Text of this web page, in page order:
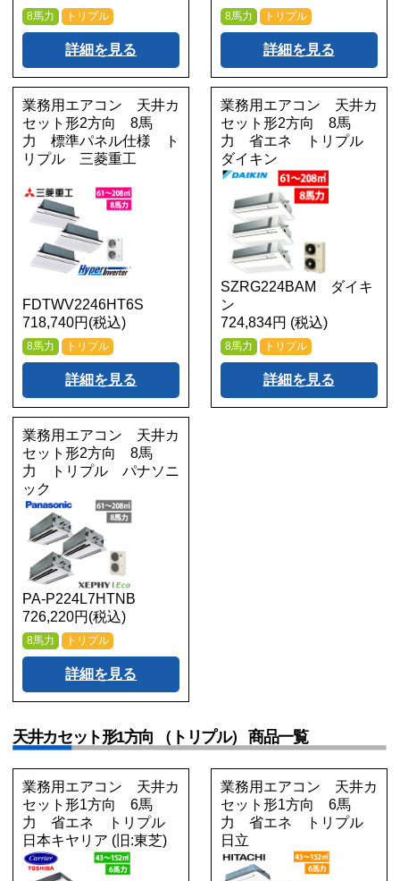
8馬力 トリプル
詳細を見る
8馬力 トリプル
詳細を見る
業務用エアコン 天井カ
セット形2方向 8馬
力 標準パネル仕様 ト
リプル 三菱重工
FDTWV2246HT6S
718,740円(税込)
8馬力 トリプル
詳細を見る
業務用エアコン 天井カ
セット形2方向 8馬
力 省エネ トリプル
ダイキン
SZRG224BAM ダイキ
ン
724,834円 (税込)
8馬力 トリプル
詳細を見る
業務用エアコン 天井カ
セット形2方向 8馬
力 トリプル パナソニ
ック
PA-P224L7HTNB
726,220円(税込)
8馬力 トリプル
詳細を見る
天井カセット形1方向 （トリプル） 商品一覧
業務用エアコン 天井カ
セット形1方向 6馬
力 省エネ トリプル
日本キヤリア (旧:東芝)
業務用エアコン 天井カ
セット形1方向 6馬
力 省エネ トリプル
日立